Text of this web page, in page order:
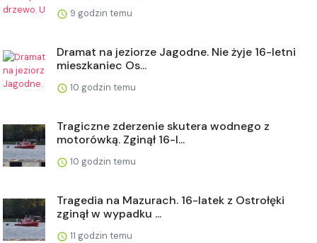
9 godzin temu
Dramat na jeziorze Jagodne. Nie żyje 16-letni
mieszkaniec Os...
10 godzin temu
Tragiczne zderzenie skutera wodnego z
motorówką. Zginął 16-l...
10 godzin temu
Tragedia na Mazurach. 16-latek z Ostrołęki
zginął w wypadku ...
11 godzin temu